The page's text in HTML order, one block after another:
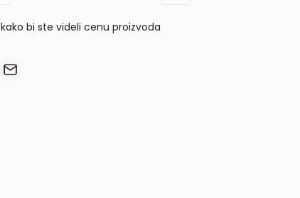
bi ste videli cenu proizvoda